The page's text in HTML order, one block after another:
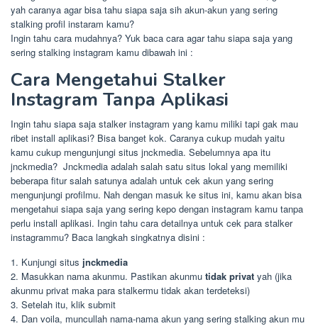
yah caranya agar bisa tahu siapa saja sih akun-akun yang sering
stalking profil instaram kamu?
Ingin tahu cara mudahnya? Yuk baca cara agar tahu siapa saja yang
sering stalking instagram kamu dibawah ini :
Cara Mengetahui Stalker
Instagram Tanpa Aplikasi
Ingin tahu siapa saja stalker instagram yang kamu miliki tapi gak mau
ribet install aplikasi? Bisa banget kok. Caranya cukup mudah yaitu
kamu cukup mengunjungi situs jnckmedia. Sebelumnya apa itu
jnckmedia? Jnckmedia adalah salah satu situs lokal yang memiliki
beberapa fitur salah satunya adalah untuk cek akun yang sering
mengunjungi profilmu. Nah dengan masuk ke situs ini, kamu akan bisa
mengetahui siapa saja yang sering kepo dengan instagram kamu tanpa
perlu install aplikasi. Ingin tahu cara detailnya untuk cek para stalker
instagrammu? Baca langkah singkatnya disini :
1. Kunjungi situs jnckmedia
2. Masukkan nama akunmu. Pastikan akunmu tidak privat yah (jika
akunmu privat maka para stalkermu tidak akan terdeteksi)
3. Setelah itu, klik submit
4. Dan voila, muncullah nama-nama akun yang sering stalking akun mu